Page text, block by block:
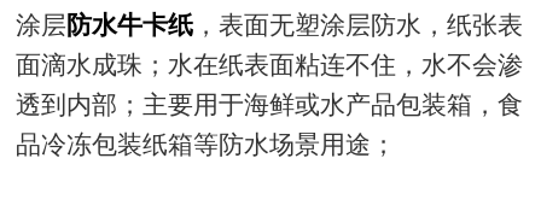
涂层防水牛卡纸，表面无塑涂层防水，纸张表
面滴水成珠；水在纸表面粘连不住，水不会渗
透到内部；主要用于海鲜或水产品包装箱，食
品冷冻包装纸箱等防水场景用途；